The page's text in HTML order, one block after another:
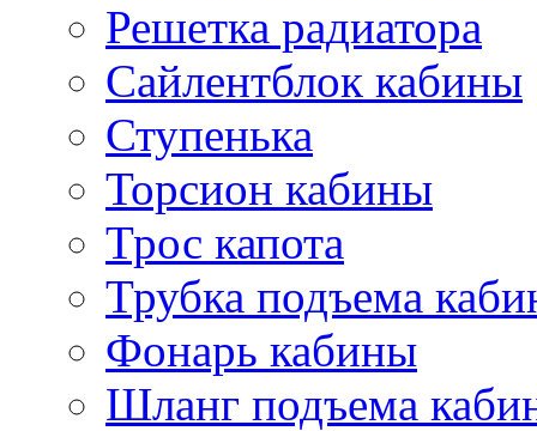
Решетка радиатора
Сайлентблок кабины
Ступенька
Торсион кабины
Трос капота
Трубка подъема
Фонарь кабины
Шланг подъема